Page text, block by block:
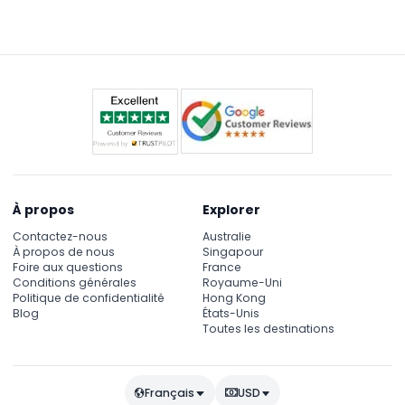
À propos
Contactez-nous
À propos de nous
Foire aux questions
Conditions générales
Politique de confidentialité
Blog
Explorer
Australie
Singapour
France
Royaume-Uni
Hong Kong
États-Unis
Toutes les destinations
Français USD